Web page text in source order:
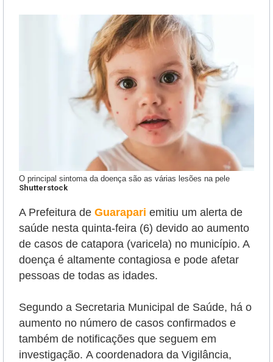
O principal sintoma da doença são as várias lesões na pele
Shutterstock
A Prefeitura de Guarapari emitiu um alerta de
saúde nesta quinta-feira (6) devido ao aumento
de casos de catapora (varicela) no município. A
doença é altamente contagiosa e pode afetar
pessoas de todas as idades.
Segundo a Secretaria Municipal de Saúde, há o
aumento no número de casos confirmados e
também de notificações que seguem em
investigação. A coordenadora da Vigilância,